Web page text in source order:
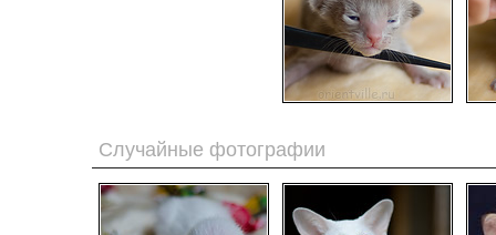
Случайные фотографии